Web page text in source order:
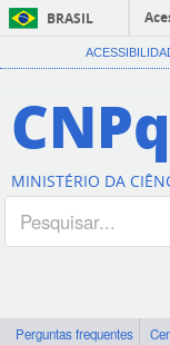
BRASIL
CNPq
MINISTÉRIO DA
Perguntas frequentes